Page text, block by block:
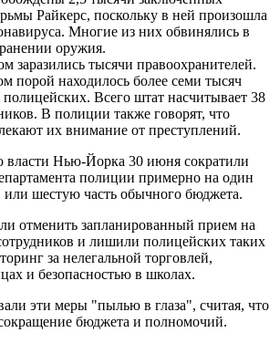
Райкерс, поскольку в ней произошла
Многие из них обвинялись в
оружия.
заразились тысячи правоохранителей.
порой находилось более семи тысяч
Всего штат насчитывает 38
В полиции также говорят, что
их внимание от преступлений.
власти Нью-Йорка 30 июня сократили
полиции примерно на один
или шестую часть обычного бюджета.
отменить запланированный прием на
и лишили полицейских таких
за нелегальной торговлей,
и безопасностью в школах.
эти меры "пылью в глаза", считая, что
бюджета и полномочий.